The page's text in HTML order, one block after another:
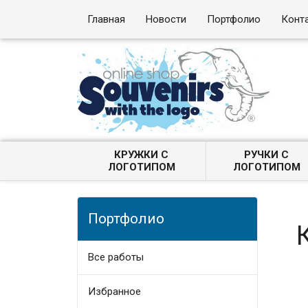
Главная Новости Портфолио
КРУЖКИ С
ЛОГОТИПОМ
РУЧКИ С
ЛОГОТИПОМ
Портфолио
Все работы
Избранное